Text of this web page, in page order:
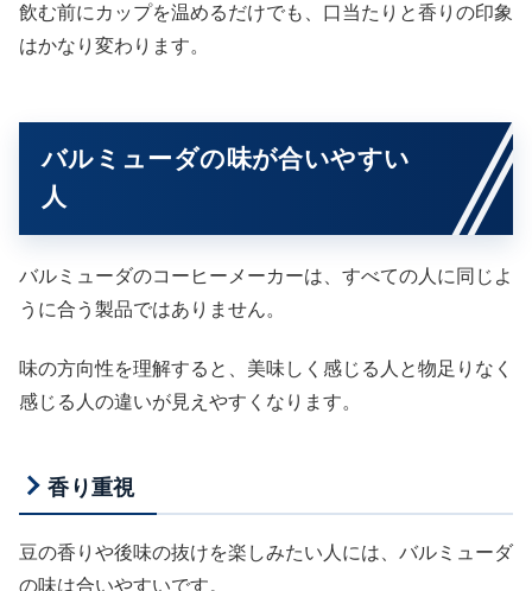
飲む前にカップを温めるだけでも、口当たりと香りの印象
はかなり変わります。
バルミューダの味が合いやすい
人
バルミューダのコーヒーメーカーは、すべての人に同じよ
うに合う製品ではありません。
味の方向性を理解すると、美味しく感じる人と物足りなく
感じる人の違いが見えやすくなります。
香り重視
豆の香りや後味の抜けを楽しみたい人には、バルミューダ
の味は合いやすいです。